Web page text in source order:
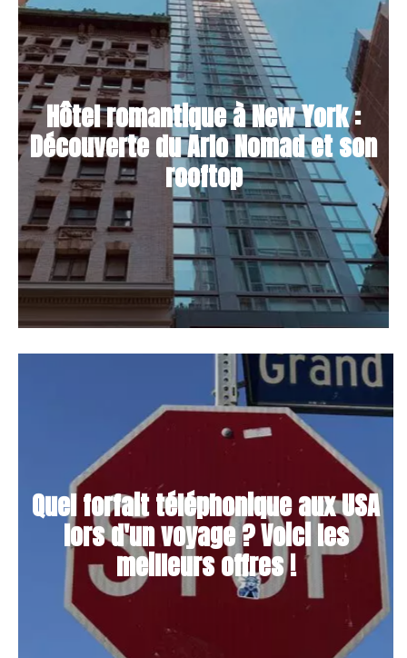
Hôtel romantique à New York :
Découverte du Arlo Nomad et son
rooftop
Quel forfait téléphonique aux USA
lors d'un voyage ? Voici les
meilleurs offres !